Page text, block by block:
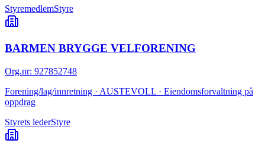
StyremedlemStyre
BARMEN BRYGGE VELFORENING
Org.nr: 927852748
Forening/lag/innretning · AUSTEVOLL · Eiendomsforvaltning på
oppdrag
Styrets lederStyre